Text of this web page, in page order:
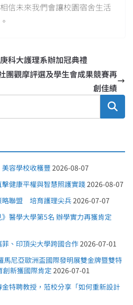
信未來我們會讓校園宿舍生活
科大護理系辦加冠典禮
團觀摩評選及學生會成果競賽再
創佳績
容學校收穫豐 2026-08-07
健康平權與智慧照護實踐 2026-08-07
略聯盟 培育護理尖兵 2026-07-07
醫學大學第5名 辦學實力再獲肯定
、印頂尖大學跨國合作 2026-07-01
馬尼亞歐洲盃國際發明展雙金牌暨雙特
創新獲國際肯定 2026-07-01
金特聘教授，蒞校分享「如何重新設計